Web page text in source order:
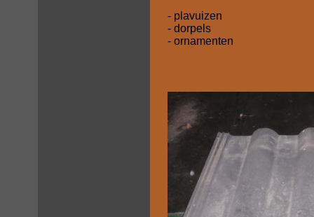
- plavuizen
- dorpels
- ornamenten